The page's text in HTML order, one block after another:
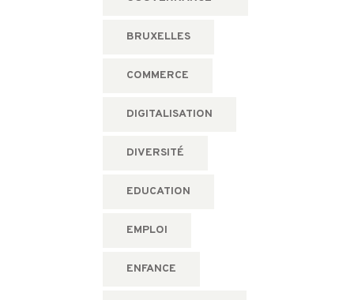
BRUXELLES
COMMERCE
DIGITALISATION
DIVERSITÉ
EDUCATION
EMPLOI
ENFANCE